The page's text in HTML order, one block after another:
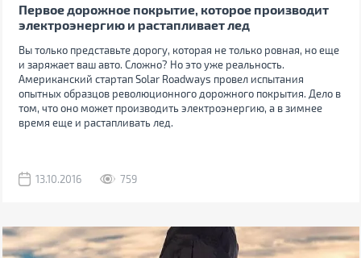
Первое дорожное покрытие, которое производит
электроэнергию и растапливает лед
Вы только представьте дорогу, которая не только ровная, но еще
и заряжает ваш авто. Сложно? Но это уже реальность.
Американский стартап Solar Roadways провел испытания
опытных образцов революционного дорожного покрытия. Дело в
том, что оно может производить электроэнергию, а в зимнее
время еще и растапливать лед.
13.10.2016 759